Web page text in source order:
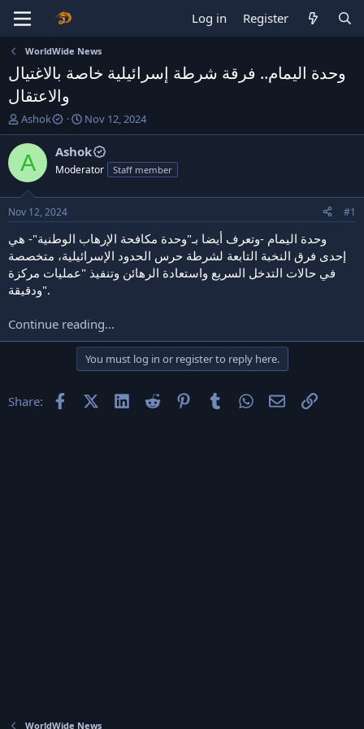
Log in Register
WorldWide News
وحدة اليمام.. فرقة شرطة إسرائيلية خاصة بالاغتيال
والاعتقال
T
h
r
e
d
t
a
t
e
r
Ashok
S
t
a
t
t
Nov 12, 2024
A Ashok
Moderator Staff member
Nov 12, 2024 #1
وحدة اليمام -وتعرف أيضا بـ"وحدة مكافحة الإرهاب الوطنية"- هي
إحدى فرق النخبة التابعة لشرطة حرس الحدود الإسرائيلية، متخصصة
في حالات التدخل السريع واستعادة الرهائن وتنفيذ "عمليات مركزة
ودقيقة".
Continue reading...
You must log in or register to reply here.
Share: FacebookX (Twitter)
LinkedIn
Reddit PinterestTumblrWhatsApp
EmailLink
WorldWide News